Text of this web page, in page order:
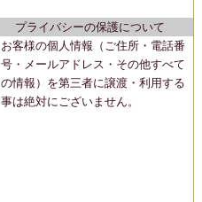
プライバシーの保護について
お客様の個人情報（ご住所・電話番
号・メールアドレス・その他すべて
の情報）を第三者に譲渡・利用する
事は絶対にございません。